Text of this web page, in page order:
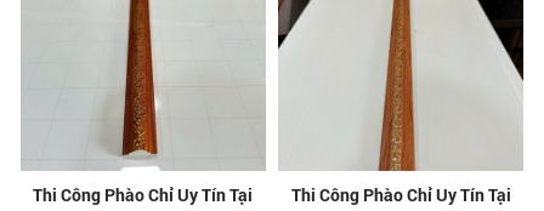
Thi Công Phào Chỉ Uy Tín Tại
Thi Công Phào Chỉ Uy Tín Tại